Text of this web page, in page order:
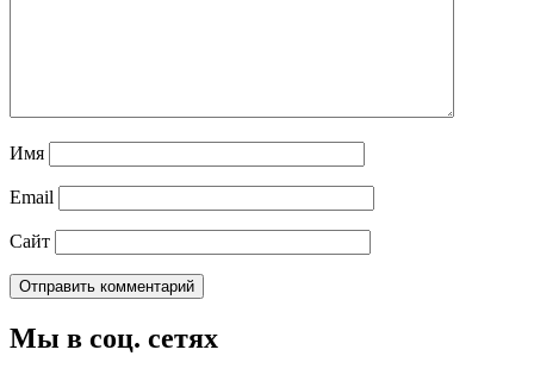
Имя
Email
Сайт
Мы в соц. сетях